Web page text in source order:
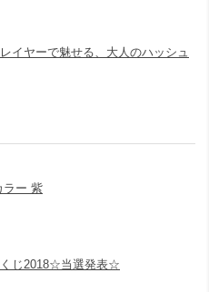
イヤーで魅せる、大人のハッシュ
ラー 紫
くじ2018☆当選発表☆